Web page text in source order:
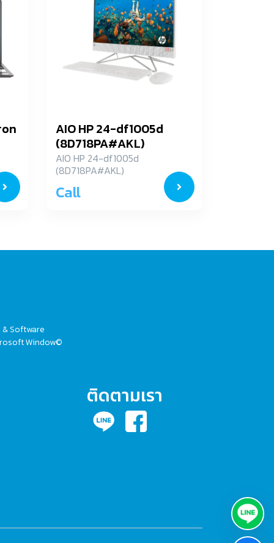
AIO HP 24-df1005d
(8D718PA#AKL)
AIO HP 24-df1005d
(8D718PA#AKL)
Call
Software
Window©
ติดตามเรา